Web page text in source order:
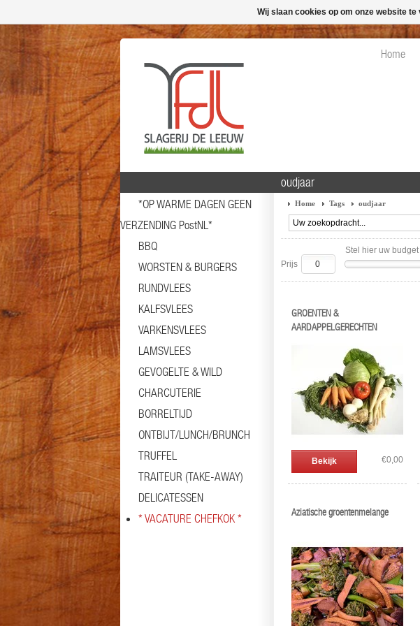
Home
*OP WARME DAGEN GEEN
VERZENDING PostNL*
BBQ
WORSTEN & BURGERS
RUNDVLEES
KALFSVLEES
VARKENSVLEES
LAMSVLEES
GEVOGELTE & WILD
CHARCUTERIE
BORRELTIJD
ONTBIJT/LUNCH/BRUNCH
TRUFFEL
TRAITEUR (TAKE-AWAY)
DELICATESSEN
* VACATURE CHEFKOK *
oudjaar
Home Tags oudjaar
Stel hier uw budget
Prijs
GROENTEN &
AARDAPPELGERECHTEN
Bekijk €0,00
Aziatische groentenmelange
Wij slaan cookies op om onze website